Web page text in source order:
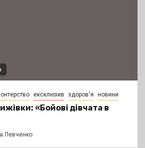
ексклюзив здоров'я новини
«Бойові дівчата в
Левченко